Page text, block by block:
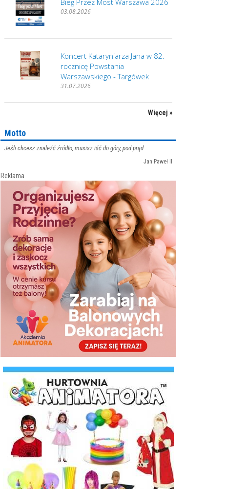
Bieg Przez Most Warszawa 2026
03.08.2026
Koncert Kataryniarza Jana w 82.
rocznicę Powstania
Warszawskiego - Targówek
31.07.2026
Więcej »
Motto
Jeśli chcesz znaleźć źródło, musisz iść do góry, pod prąd
Jan Paweł II
Reklama